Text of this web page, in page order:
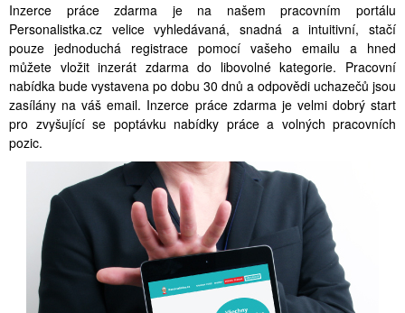
Inzerce práce zdarma je na našem pracovním portálu
Personalistka.cz velice vyhledávaná, snadná a intuitivní, stačí
pouze jednoduchá registrace pomocí vašeho emailu a hned
můžete vložit inzerát zdarma do libovolné kategorie. Pracovní
nabídka bude vystavena po dobu 30 dnů a odpovědi uchazečů jsou
zasílány na váš email. Inzerce práce zdarma je velmi dobrý start
pro zvyšující se poptávku nabídky práce a volných pracovních
pozic.